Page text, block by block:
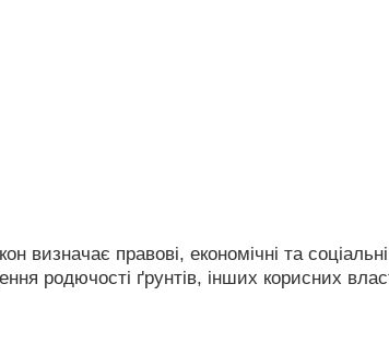
визначає правові, економічні та
родючості ґрунтів, інших корисних